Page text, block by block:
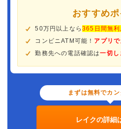
おすすめポ
50万円以上なら365日間無利
コンビニATM可能！ アプリで
勤務先への電話確認は一切し
まずは無料でカン
レイクの詳細